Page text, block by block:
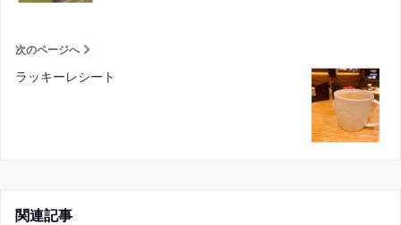
次のページへ
ラッキーレシート
関連記事